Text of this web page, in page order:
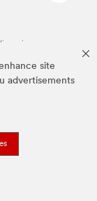
site
advertisements